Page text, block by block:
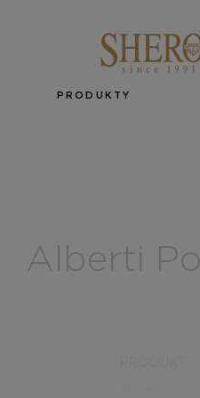
PRODUKTY
Alberti